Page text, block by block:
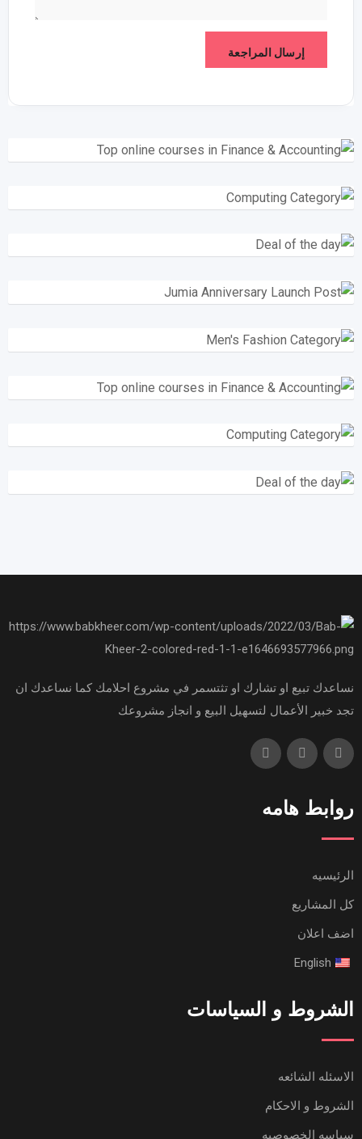
نساعدك تبيع او تشارك او تثتسمر في مشروع احلامك كما نساعدك ان
تجد خبير الأعمال لتسهيل البيع و انجاز مشروعك
روابط هامه
الرئيسيه
كل المشاريع
اضف اعلان
English
الشروط و السياسات
الاسئله الشائعه
الشروط و الاحكام
سياسه الخصوصيه